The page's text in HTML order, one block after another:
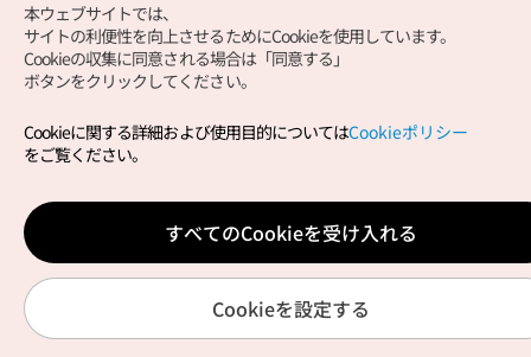
Copyright (c) Korea Tourism Organization All Rights
サイトエラー報告公式メール
japanese@knto.or.kr
本ウェブサイトでは、
サイトの利便性を向上させるためにCookieを使用しています。
Cookieの収集に同意される場合は「同意する」
ボタンをクリックしてください。
Cookieに関する詳細および使用目的についてはCookieポリシー
をご覧ください。
すべてのCookieを受け入れる
Cookieを設定する